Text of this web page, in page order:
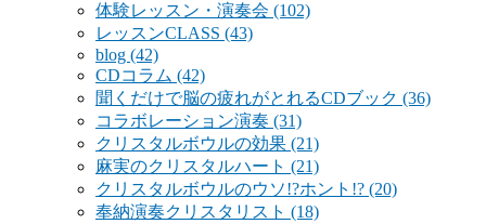
体験レッスン・演奏会 (102)
レッスンCLASS (43)
blog (42)
CDコラム (42)
聞くだけで脳の疲れがとれるCDブック (36)
コラボレーション演奏 (31)
クリスタルボウルの効果 (21)
麻実のクリスタルハート (21)
クリスタルボウルのウソ!?ホント!? (20)
奉納演奏クリスタリスト (18)